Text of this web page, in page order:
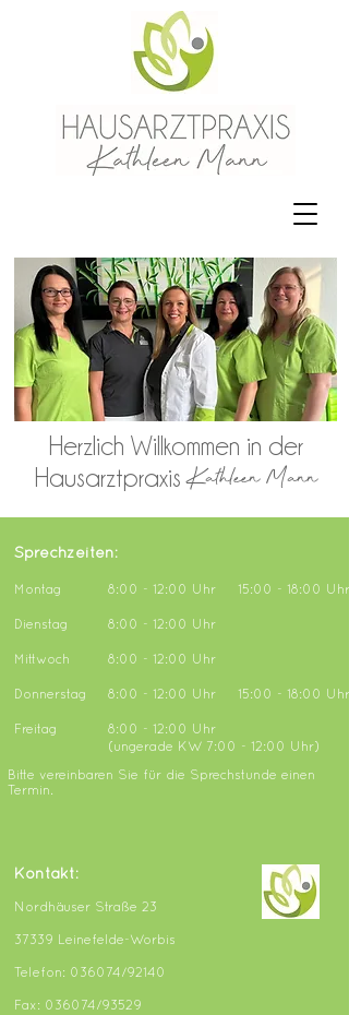
Herzlich Willkommen in der
HausarztpraxisKathleen Mann
Bitte vereinbaren Sie für die Sprechstunde einen
Termin.
Sprechzeiten:
Montag
Dienstag
Mittwoch
Donnerstag
Freitag
Kontakt:
Nordhäuser Straße 23
37339 Leinefelde-Worbis
Telefon: 036074/92140
Fax: 036074/93529
8:00 - 12:00 Uhr 15:00 - 18:00
8:00 - 12:00 Uhr
8:00 - 12:00 Uhr
8:00 - 12:00 Uhr 15:00 - 18:00 Uhr
8:00 - 12:00 Uhr
(ungerade KW 7:00 - 12:00 Uhr)